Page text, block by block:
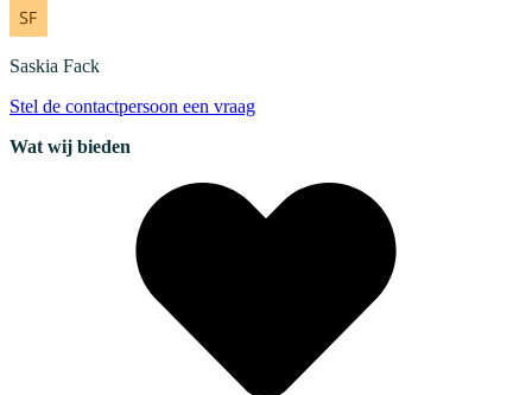
Saskia Fack
Stel de contactpersoon een vraag
Wat wij bieden